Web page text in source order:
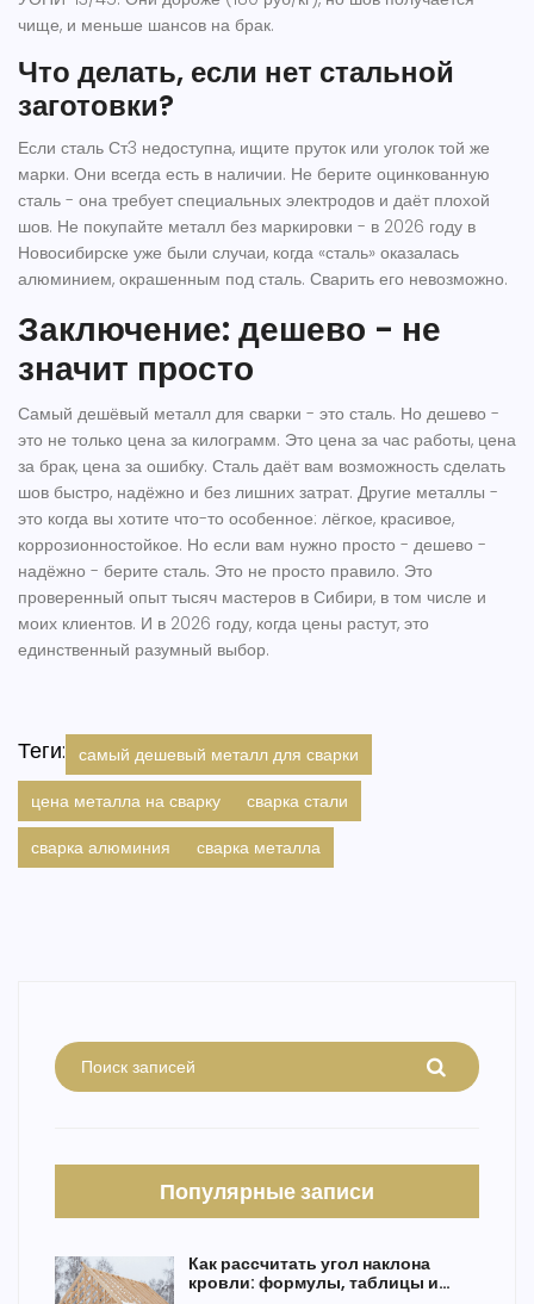
чище, и меньше шансов на брак.
Что делать, если нет стальной
заготовки?
Если сталь Ст3 недоступна, ищите пруток или уголок той же
марки. Они всегда есть в наличии. Не берите оцинкованную
сталь - она требует специальных электродов и даёт плохой
шов. Не покупайте металл без маркировки - в 2026 году в
Новосибирске уже были случаи, когда «сталь» оказалась
алюминием, окрашенным под сталь. Сварить его невозможно.
Заключение: дешево - не
значит просто
Самый дешёвый металл для сварки - это сталь. Но дешево -
это не только цена за килограмм. Это цена за час работы, цена
за брак, цена за ошибку. Сталь даёт вам возможность сделать
шов быстро, надёжно и без лишних затрат. Другие металлы -
это когда вы хотите что-то особенное: лёгкое, красивое,
коррозионностойкое. Но если вам нужно просто - дешево -
надёжно - берите сталь. Это не просто правило. Это
проверенный опыт тысяч мастеров в Сибири, в том числе и
моих клиентов. И в 2026 году, когда цены растут, это
единственный разумный выбор.
Теги: самый дешевый металл для сварки
цена металла на сварку
сварка стали
сварка алюминия
сварка металла
Популярные записи
Как рассчитать угол наклона
кровли: формулы, таблицы и